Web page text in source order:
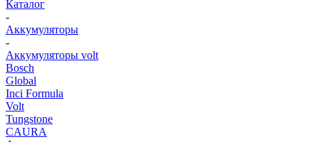
Каталог
-
Аккумуляторы
-
Аккумуляторы volt
Bosch
Global
Inci Formula
Volt
Tungstone
CAURA